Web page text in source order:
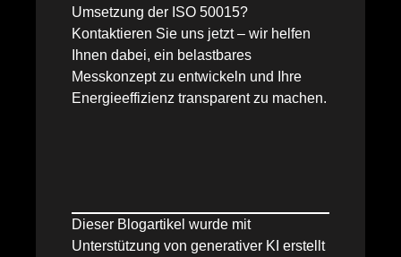
Umsetzung der ISO 50015?
Kontaktieren Sie uns jetzt – wir helfen
Ihnen dabei, ein belastbares
Messkonzept zu entwickeln und Ihre
Energieeffizienz transparent zu machen.
Dieser Blogartikel wurde mit
Unterstützung von generativer KI erstellt